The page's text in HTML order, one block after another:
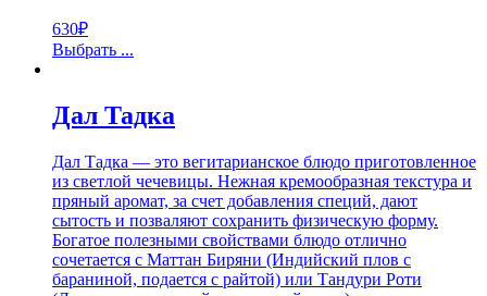
630₽
Выбрать ...
Дал Тадка
Дал Тадка — это вегитарианское блюдо приготовленное
из светлой чечевицы. Нежная кремообразная текстура и
пряный аромат, за счет добавления специй, дают
сытость и позваляют сохранить физическую форму.
Богатое полезными свойствами блюдо отлично
сочетается с Маттан Биряни (Индийский плов с
бараниной, подается с райтой) или Тандури Роти